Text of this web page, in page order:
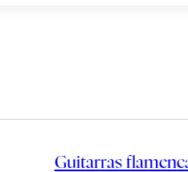
Guitarras